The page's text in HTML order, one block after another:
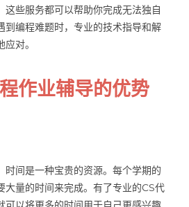
这些服务都可以帮助你完成无法独自
到编程难题时，专业的技术指导和解
对。
作业辅导的优势
时间是一种宝贵的资源。每个学期的
大量的时间来完成。有了专业的CS代